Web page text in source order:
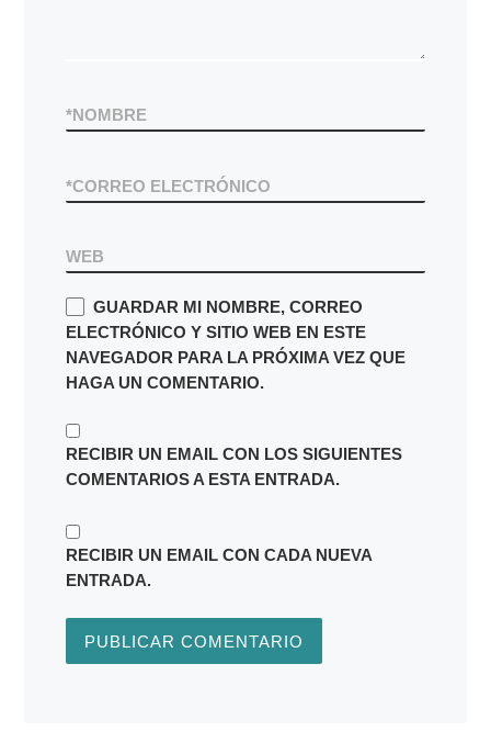
NOMBRE
*
CORREO ELECTRÓNICO
*
WEB
GUARDAR MI NOMBRE, CORREO
ELECTRÓNICO Y SITIO WEB EN ESTE
NAVEGADOR PARA LA PRÓXIMA VEZ QUE
HAGA UN COMENTARIO.
RECIBIR UN EMAIL CON LOS SIGUIENTES
COMENTARIOS A ESTA ENTRADA.
RECIBIR UN EMAIL CON CADA NUEVA
ENTRADA.